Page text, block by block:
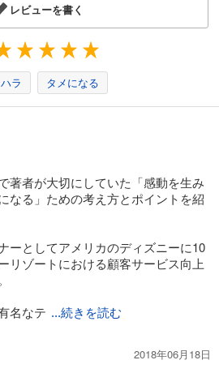
レビューを書く
ラ タメになる
著者が大切にしていた「感動を生み
なる」ための考え方とポイントを紹
ーとしてアメリカのディズニーに10
リゾートにおける顧客サービス向上
名なテ ...続きを読む
2018年06月18日